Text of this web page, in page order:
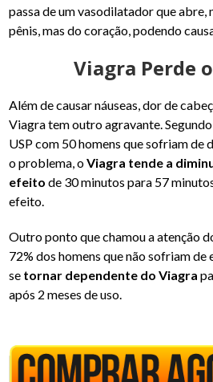
passa de um vasodilatador que abre,
pênis, mas do coração, podendo
Viagra Perde
Além de causar náuseas, dor de
Viagra tem outro agravante.
USP com 50 homens que sofriam de
o problema, oViagra tende a
efeito de 30 minutos para 57
efeito.
Outro ponto que chamou a atenção
72% dos homens que não sofriam de
se tornar dependente do Viagra
após 2 meses de uso.